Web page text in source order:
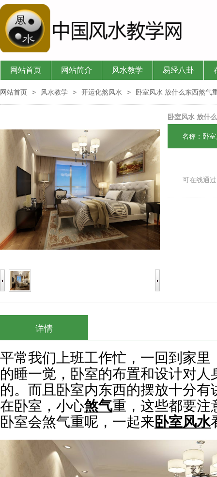
网站首页 网站简介 风水教学 易经八卦
网站首页 > 风水教学 > 开运化煞风水 > 卧室风水 放什么东西煞气
卧室风水 放什
名称：卧
可在线通
详情
平常我们上班工作忙，一回到家里
的睡一觉，卧室的布置和设计对
的。而且卧室内东西的摆放十分
在卧室，小心煞气重，这些都要注
卧室会煞气重呢，一起来卧室风水